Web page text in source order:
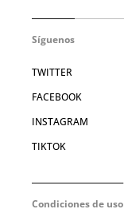
Síguenos
TWITTER
FACEBOOK
INSTAGRAM
TIKTOK
Condiciones de uso